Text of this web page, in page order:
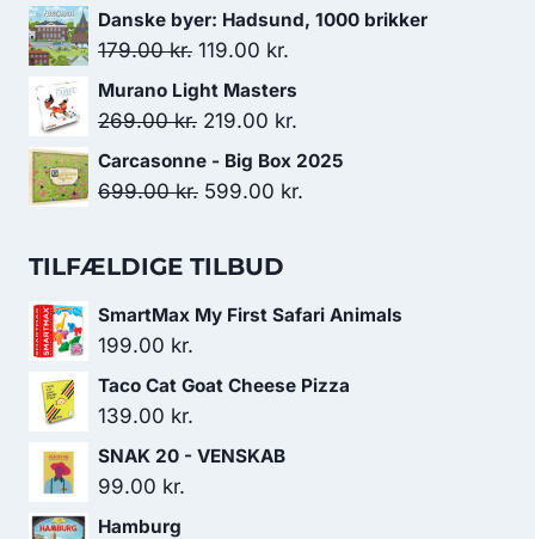
199.00 kr.. 69.00 kr..
oprindelige
pris
179.00 kr..
aktuelle
Danske byer: Hadsund, 1000 brikker
179.00kr. Den
oprindelige
pris
179.00 kr..
119.00 kr.
aktuelle
pris
Murano Light Masters
269.00kr. Den
oprindelige
pris
219.00 kr.
aktuelle
pris
Carcasonne - Big Box 2025
699.00kr. Den
pris
699.00 kr..
599.00 kr.
599.00 kr..
TILFÆLDIGE TILBUD
SmartMax My First Safari Animals
199.00 kr.
Taco Cat Goat Cheese Pizza
139.00 kr.
SNAK 20 - VENSKAB
99.00 kr.
Hamburg